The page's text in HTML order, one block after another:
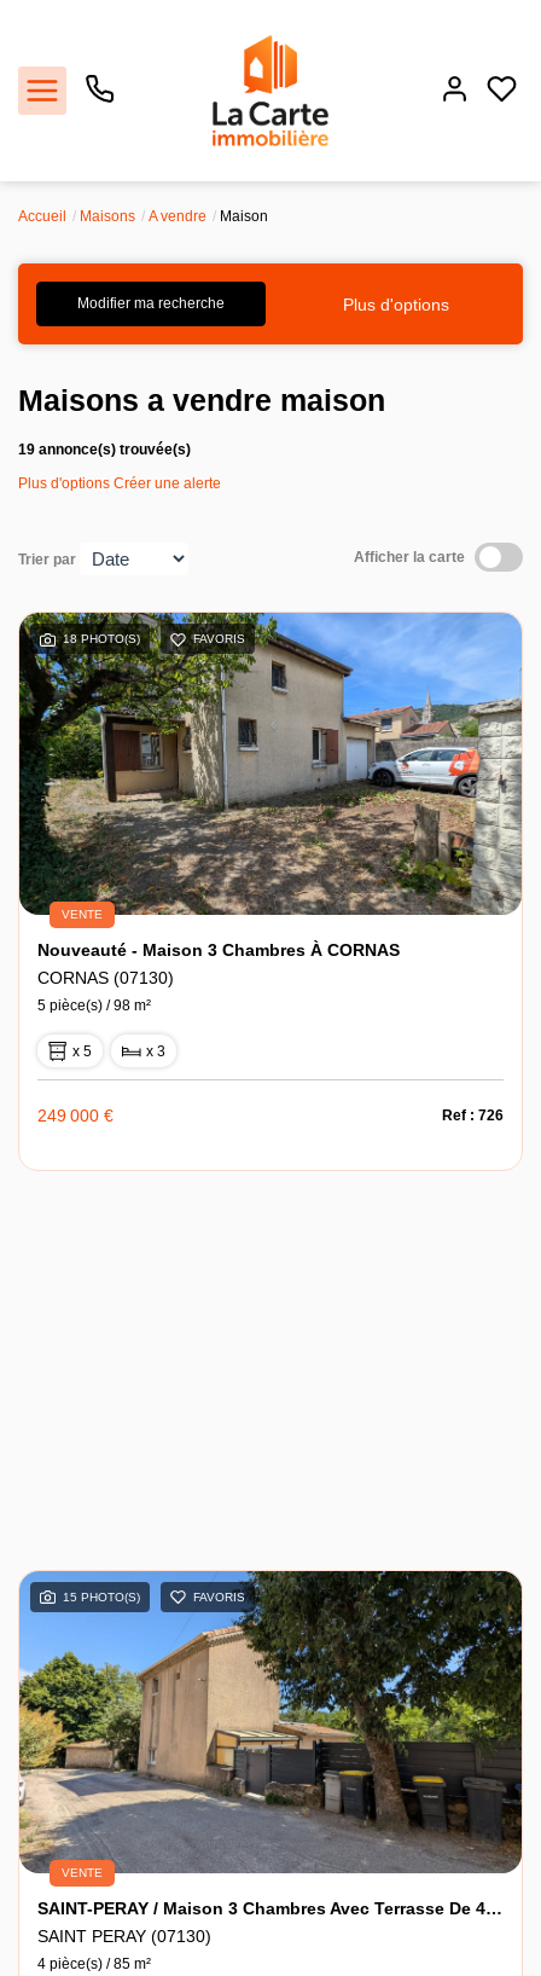
Acheter
Recrutement
Agence
Contact
Accueil Maisons A vendre Maison
Modifier ma recherche Plus d'options
Maisons a vendre maison
19 annonce(s) trouvée(s)
Plus d'options Créer une alerte
Trier par Afficher la carte
18 PHOTO(S) FAVORIS
VENTE
Nouveauté - Maison 3 Chambres À CORNAS
CORNAS (07130)
5 pièce(s) / 98 m²
x 5 x 3
249 000 € Ref : 726
15 PHOTO(S) FAVORIS
VENTE
SAINT-PERAY / Maison 3 Chambres Avec Terrasse De 41m2
SAINT PERAY (07130)
4 pièce(s) / 85 m²